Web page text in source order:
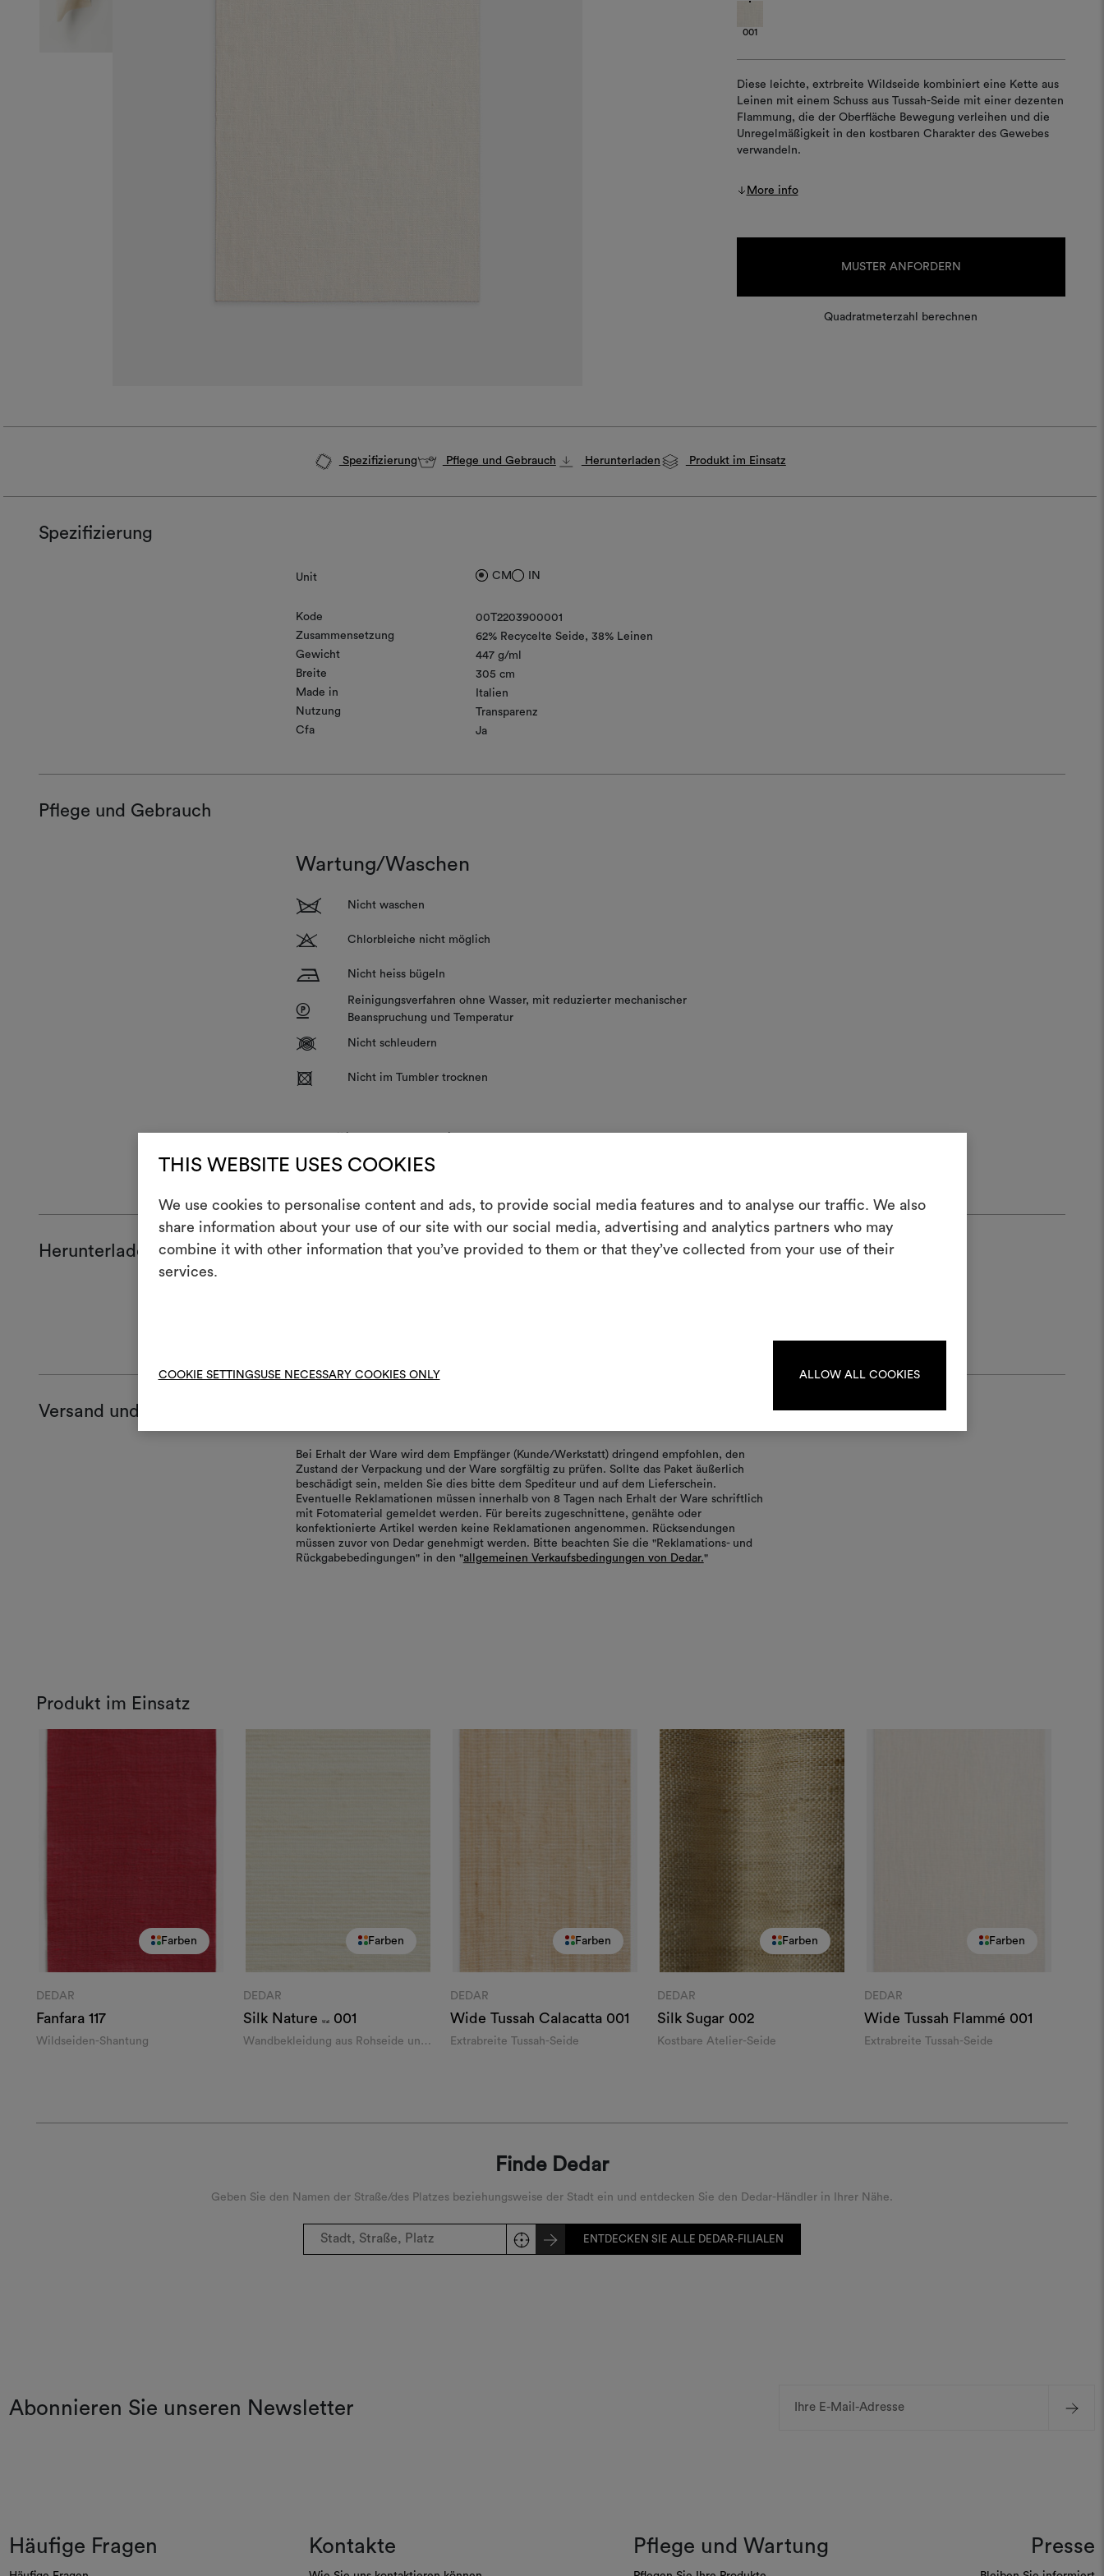
THIS WEBSITE USES COOKIES
We use cookies to personalise content and ads, to provide social media features and to analyse our traffic. We also
share information about your use of our site with our social media, advertising and analytics partners who may
combine it with other information that you’ve provided to them or that they’ve collected from your use of their
services.
COOKIE SETTINGSUSE NECESSARY COOKIES ONLY ALLOW ALL COOKIES
001
Diese leichte, extrbreite Wildseide kombiniert eine Kette aus
Leinen mit einem Schuss aus Tussah-Seide mit einer dezenten
Flammung, die der Oberfläche Bewegung verleihen und die
Unregelmäßigkeit in den kostbaren Charakter des Gewebes
verwandeln.
More info
MUSTER ANFORDERN
Quadratmeterzahl berechnen
Spezifizierung Pflege und Gebrauch Herunterladen Produkt im Einsatz
Spezifizierung
Unit CM IN
Kode
00T2203900001
Zusammensetzung
62% Recycelte Seide
38% Leinen
Gewicht
447 g/ml
Breite
305 cm
Made in
Italien
Nutzung
Transparenz
Cfa
Ja
Pflege und Gebrauch
Wartung/Waschen
1 Nicht waschen
T Chlorbleiche nicht möglich
H Nicht heiss bügeln
P
Reinigungsverfahren ohne Wasser, mit reduzierter mechanischer
Beanspruchung und Temperatur
V Nicht schleudern
R Nicht im Tumbler trocknen
ALLGEMEINE PFLEGEHINWEISE
Herunterladen
Versand und Rücksendungen
Bei Erhalt der Ware wird dem Empfänger (Kunde/Werkstatt) dringend empfohlen, den
Zustand der Verpackung und der Ware sorgfältig zu prüfen. Sollte das Paket äußerlich
beschädigt sein, melden Sie dies bitte dem Spediteur und auf dem Lieferschein.
Eventuelle Reklamationen müssen innerhalb von 8 Tagen nach Erhalt der Ware schriftlich
mit Fotomaterial gemeldet werden. Für bereits zugeschnittene, genähte oder
konfektionierte Artikel werden keine Reklamationen angenommen. Rücksendungen
müssen zuvor von Dedar genehmigt werden. Bitte beachten Sie die "Reklamations- und
Rückgabebedingungen" in den "allgemeinen Verkaufsbedingungen von Dedar."
Produkt im Einsatz
Farben
DEDAR
Fanfara 117
Wildseiden-Shantung
Farben
DEDAR
Silk Nature Wall 001
Wandbekleidung aus Rohseide und
Farben
DEDAR
Wide Tussah Calacatta 001
Extrabreite Tussah-Seide
Farben
DEDAR
Silk Sugar 002
Kostbare Atelier-Seide
Farben
DEDAR
Wide Tussah Flammé 001
Extrabreite Tussah-Seide
Finde Dedar
Geben Sie den Namen der Straße/des Platzes beziehungsweise der Stadt ein und entdecken Sie den Dedar-Händler in Ihrer Nähe.
ENTDECKEN SIE ALLE DEDAR-FILIALEN
Abonnieren Sie unseren Newsletter
Mail-
Häufige Fragen Kontakte Pflege und Wartung Presse
erstellen
Ein interaktives Tool, mit dem Sie Ihre Ideen zum
Leben erwecken und mit anderen teilen können,
Um Moodboards zu erstellen oder
oder registrieren Sie sich.
REGISTRIEREN